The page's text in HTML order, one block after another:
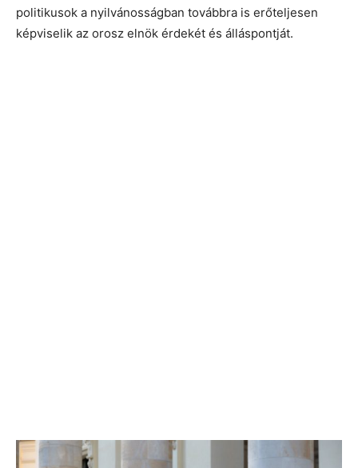
politikusok a nyilvánosságban továbbra is erőteljesen
képviselik az orosz elnök érdekét és álláspontját.